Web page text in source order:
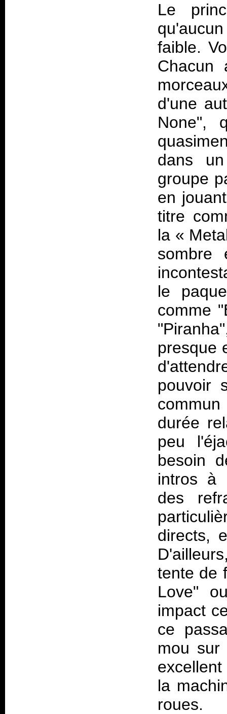
Le
faible.
Chacun
d'une
None",
dans
groupe
en
titre
la «
sombre
le
comme
presque
pouvoir
durée
peu
besoin
intros à
des
directs,
tente de
Love"
impact
ce
mou
la
roues.